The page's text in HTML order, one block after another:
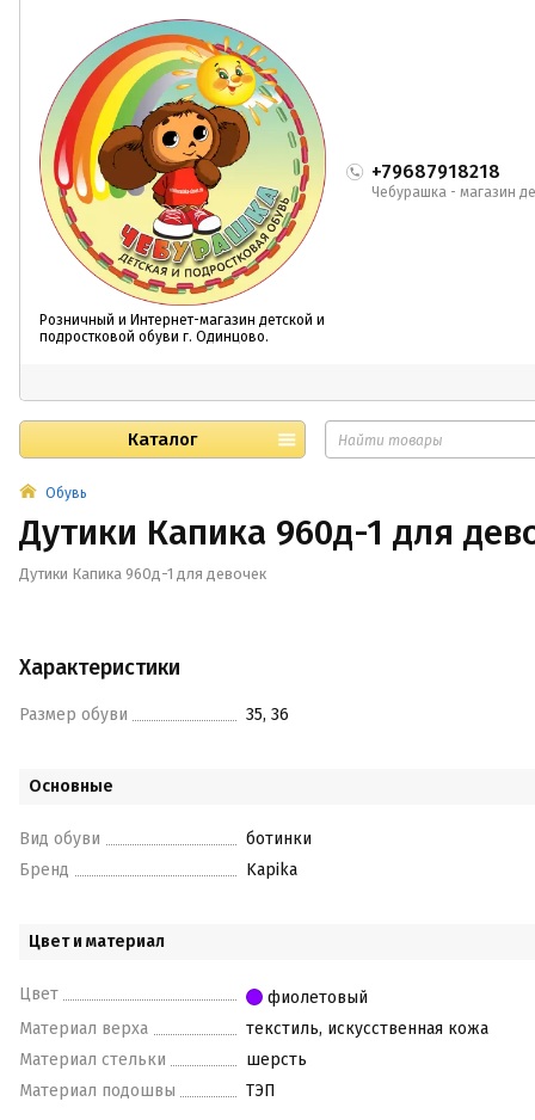
Розничный и Интернет-магазин детской и
подростковой обуви г. Одинцово.
+79687918218
Чебурашка - магазин
Каталог
Обувь
Дутики Капика 960д-1 для
Дутики Капика 960д-1 для девочек
Характеристики
Размер обуви 35, 36
Основные
Вид обуви
ботинки
Бренд
Kapika
Цвет и материал
Цвет
фиолетовый
Материал верха
текстиль, искусственная кожа
Материал стельки
шерсть
Материал подошвы
ТЭП